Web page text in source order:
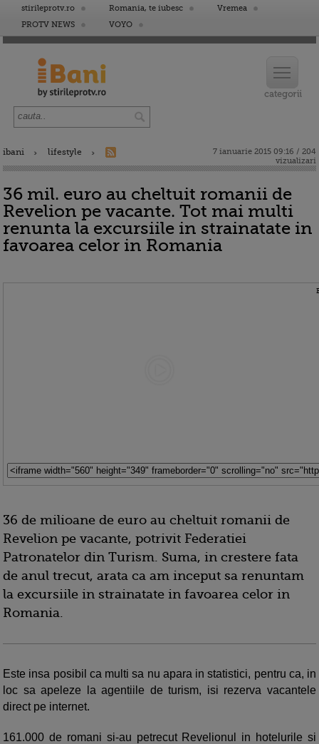
stirileprotv.ro Romania, te iubesc
Vremea
PROTV NEWS
VOYO
ibani lifestyle
7 ianuarie 2015 09:16 / 204
vizualizari
36 mil. euro au cheltuit romanii de
Revelion pe vacante. Tot mai multi
renunta la excursiile in strainatate in
favoarea celor in Romania
36 de milioane de euro au cheltuit romanii de
Revelion pe vacante, potrivit Federatiei
Patronatelor din Turism. Suma, in crestere fata
de anul trecut, arata ca am inceput sa renuntam
la excursiile in strainatate in favoarea celor in
Romania.
Este insa posibil ca multi sa nu apara in statistici, pentru ca, in
loc sa apeleze la agentiile de turism, isi rezerva vacantele
direct pe internet.
161.000 de romani si-au petrecut Revelionul in hotelurile si